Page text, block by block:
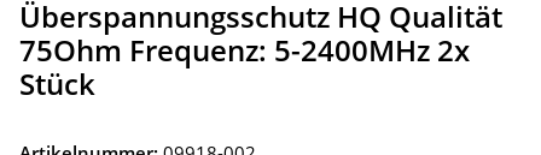
Überspannungsschutz HQ Qualität
75Ohm Frequenz: 5-2400MHz 2x
Stück